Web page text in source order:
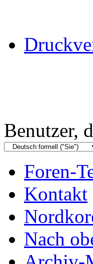
Benutzer,
Foren-
Kontakt
Nach